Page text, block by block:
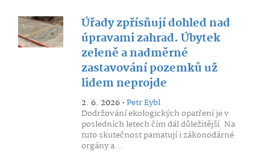
Úřady zpřísňují dohled nad
úpravami zahrad. Úbytek
zeleně a nadměrné
zastavování pozemků už
lidem neprojde
2. 6. 2026 •Petr Eybl
Dodržování ekologických opatření je v
posledních letech čím dál důležitější. Na
tuto skutečnost pamatují i zákonodárné
orgány a...